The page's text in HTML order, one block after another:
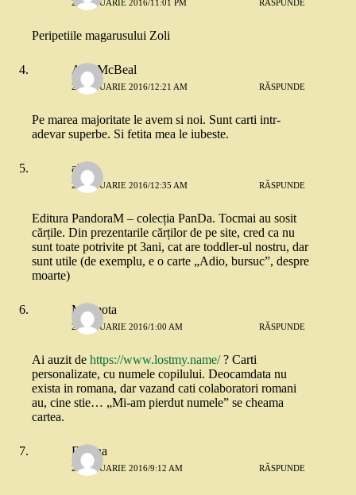
21 IANUARIE 2016/11:01 PM RĂSPUNDE
Peripetiile magarusului Zoli
Ally McBeal
22 IANUARIE 2016/12:21 AM RĂSPUNDE
Pe marea majoritate le avem si noi. Sunt carti intr-
adevar superbe. Si fetita mea le iubeste.
alina
22 IANUARIE 2016/12:35 AM RĂSPUNDE
Editura PandoraM – colecția PanDa. Tocmai au sosit
cărțile. Din prezentarile cărților de pe site, cred ca nu
sunt toate potrivite pt 3ani, cat are toddler-ul nostru, dar
sunt utile (de exemplu, e o carte „Adio, bursuc”, despre
moarte)
Marmota
22 IANUARIE 2016/1:00 AM RĂSPUNDE
Ai auzit de https://www.lostmy.name/? Carti
personalizate, cu numele copilului. Deocamdata nu
exista in romana, dar vazand cati colaboratori romani
au, cine stie… „Mi-am pierdut numele” se cheama
cartea.
Florina
22 IANUARIE 2016/9:12 AM RĂSPUNDE